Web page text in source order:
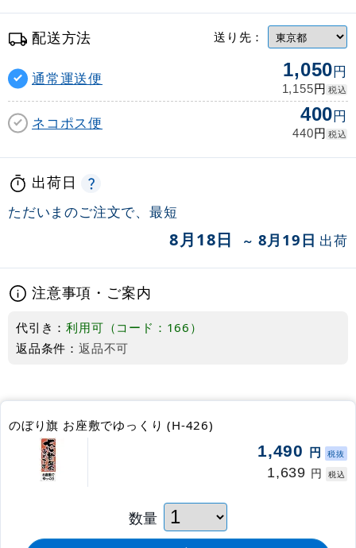
配送方法 送り先：
通常運送便 1,050円
1,155円 税込
ネコポス便 400円
440円 税込
出荷日
ただいまのご注文で、最短
8月18日 ～ 8月19日 出荷
注意事項・ご案内
代引き：利用可（コード：166）
返品条件： 返品不可
のぼり旗 お座敷でゆっくり (H-426)
1,490 円 税抜
1,639 円 税込
数量